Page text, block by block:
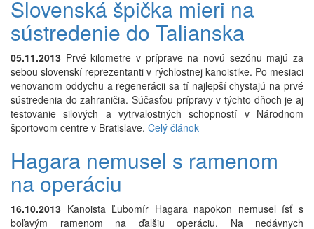
Slovenská špička mieri na
sústredenie do Talianska
05.11.2013 Prvé kilometre v príprave na novú sezónu majú za
sebou slovenskí reprezentanti v rýchlostnej kanoistike. Po mesiaci
venovanom oddychu a regenerácii sa tí najlepší chystajú na prvé
sústredenia do zahraničia. Súčasťou prípravy v týchto dňoch je aj
testovanie silových a vytrvalostných schopností v Národnom
športovom centre v Bratislave. Celý článok
Hagara nemusel s ramenom
na operáciu
16.10.2013 Kanoista Ľubomír Hagara napokon nemusel ísť s
boľavým ramenom na ďalšiu operáciu. Na nedávnych